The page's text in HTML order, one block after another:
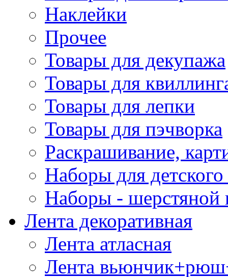
Наклейки
Прочее
Товары для декупажа
Товары для
Товары для лепки
Товары для пэчворка
Раскрашивание,
Наборы для
Наборы - шерстяной
Лента декоративная
Лента атласная
Лента